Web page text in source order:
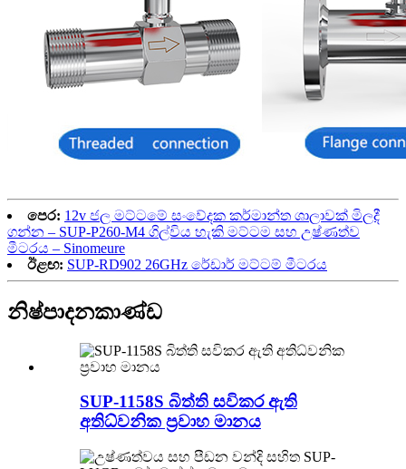
පෙර: 12v ජල මට්ටමේ සංවේදක කර්මාන්ත ශාලාවක් මිලදී
ගන්න – SUP-P260-M4 ගිල්විය හැකි මට්ටම සහ උෂ්ණත්ව
මීටරය – Sinomeure
ඊළඟ: SUP-RD902 26GHz රේඩාර් මට්ටම් මීටරය
නිෂ්පාදනකාණ්ඩ
SUP-1158S බිත්ති සවිකර ඇති
අතිධ්වනික ප්‍රවාහ මානය